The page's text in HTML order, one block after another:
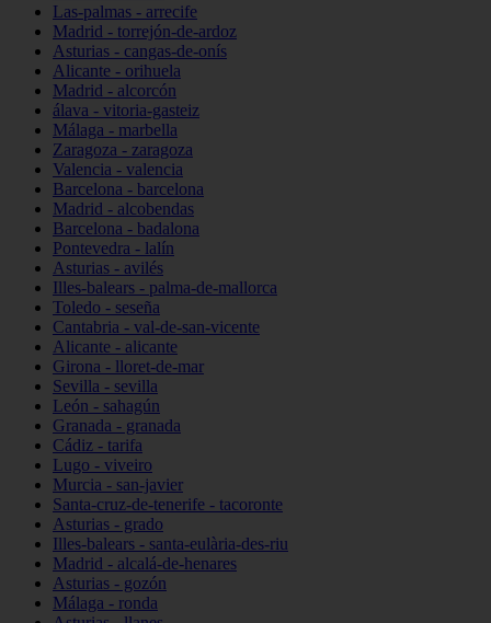
Las-palmas - arrecife
Madrid - torrejón-de-ardoz
Asturias - cangas-de-onís
Alicante - orihuela
Madrid - alcorcón
álava - vitoria-gasteiz
Málaga - marbella
Zaragoza - zaragoza
Valencia - valencia
Barcelona - barcelona
Madrid - alcobendas
Barcelona - badalona
Pontevedra - lalín
Asturias - avilés
Illes-balears - palma-de-mallorca
Toledo - seseña
Cantabria - val-de-san-vicente
Alicante - alicante
Girona - lloret-de-mar
Sevilla - sevilla
León - sahagún
Granada - granada
Cádiz - tarifa
Lugo - viveiro
Murcia - san-javier
Santa-cruz-de-tenerife - tacoronte
Asturias - grado
Illes-balears - santa-eulària-des-riu
Madrid - alcalá-de-henares
Asturias - gozón
Málaga - ronda